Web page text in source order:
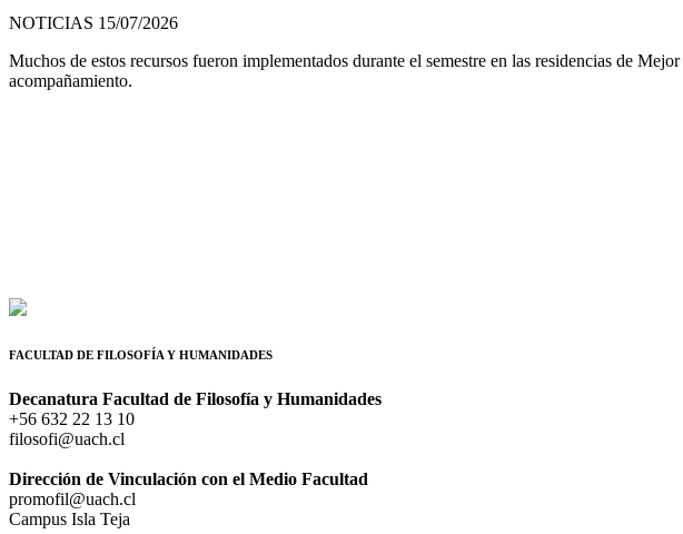
NOTICIAS 15/07/2026
Muchos de estos recursos fueron implementados durante el semestre en las residencias de
acompañamiento.
FACULTAD DE FILOSOFÍA Y HUMANIDADES
Decanatura Facultad de Filosofía y Humanidades
+56 632 22 13 10
filosofi@uach.cl
Dirección de Vinculación con el Medio Facultad
promofil@uach.cl
Campus Isla Teja